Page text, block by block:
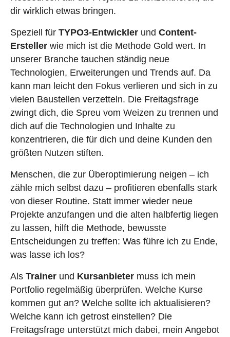
dir wirklich etwas bringen.
Speziell für TYPO3-Entwickler und Content-
Ersteller wie mich ist die Methode Gold wert. In
unserer Branche tauchen ständig neue
Technologien, Erweiterungen und Trends auf. Da
kann man leicht den Fokus verlieren und sich in zu
vielen Baustellen verzetteln. Die Freitagsfrage
zwingt dich, die Spreu vom Weizen zu trennen und
dich auf die Technologien und Inhalte zu
konzentrieren, die für dich und deine Kunden den
größten Nutzen stiften.
Menschen, die zur Überoptimierung neigen – ich
zähle mich selbst dazu – profitieren ebenfalls stark
von dieser Routine. Statt immer wieder neue
Projekte anzufangen und die alten halbfertig liegen
zu lassen, hilft die Methode, bewusste
Entscheidungen zu treffen: Was führe ich zu Ende,
was lasse ich los?
Als Trainer und Kursanbieter muss ich mein
Portfolio regelmäßig überprüfen. Welche Kurse
kommen gut an? Welche sollte ich aktualisieren?
Welche kann ich getrost einstellen? Die
Freitagsfrage unterstützt mich dabei, mein Angebot